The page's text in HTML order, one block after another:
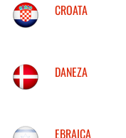
CROATA
DANEZA
EBRAICA